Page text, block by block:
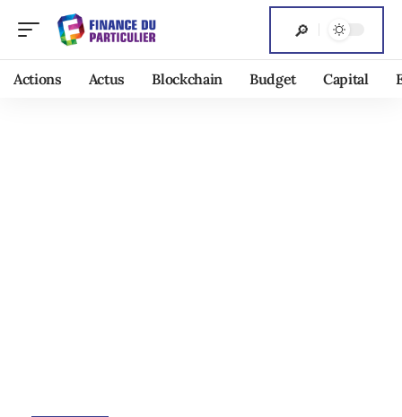
Actions Actus Blockchain Budget Capital